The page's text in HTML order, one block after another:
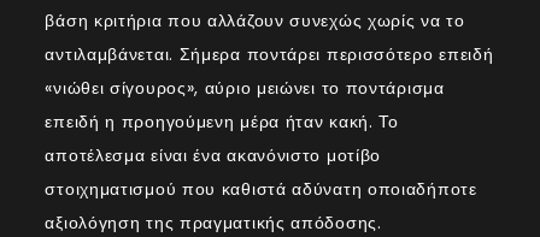
βάση κριτήρια που αλλάζουν συνεχώς χωρίς να το
αντιλαμβάνεται. Σήμερα ποντάρει περισσότερο επειδή
«νιώθει σίγουρος», αύριο μειώνει το ποντάρισμα
επειδή η προηγούμενη μέρα ήταν κακή. Το
αποτέλεσμα είναι ένα ακανόνιστο μοτίβο
στοιχηματισμού που καθιστά αδύνατη οποιαδήποτε
αξιολόγηση της πραγματικής απόδοσης.